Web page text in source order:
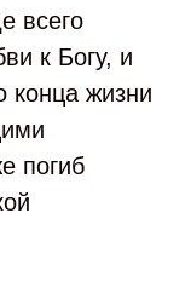
всего
к Богу, и
конца жизни
погиб